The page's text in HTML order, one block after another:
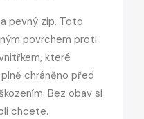
pevný zip. Toto
povrchem proti
které
chráněno před
Bez obav si
chcete.